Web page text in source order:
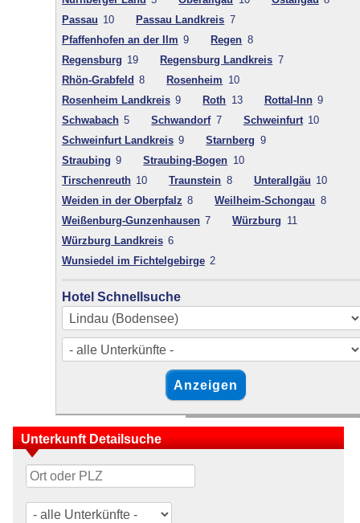
Passau 10 Passau Landkreis 7
Pfaffenhofen an der Ilm 9 Regen 8
Regensburg 19 Regensburg Landkreis 7
Rhön-Grabfeld 8 Rosenheim 10
Rosenheim Landkreis 9 Roth 13 Rottal-Inn 9
Schwabach 5 Schwandorf 7 Schweinfurt 10
Schweinfurt Landkreis 9 Starnberg 9
Straubing 9 Straubing-Bogen 10
Tirschenreuth 10 Traunstein 8 Unterallgäu 10
Weiden in der Oberpfalz 8 Weilheim-Schongau 8
Weißenburg-Gunzenhausen 7 Würzburg 11
Würzburg Landkreis 6
Wunsiedel im Fichtelgebirge 2
Hotel Schnellsuche
Unterkunft Detailsuche